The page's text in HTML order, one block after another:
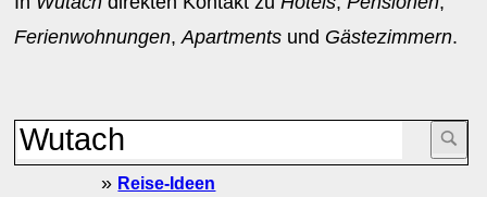
Ferienwohnungen,Apartments und Gästezimmern.
» Reise-Ideen